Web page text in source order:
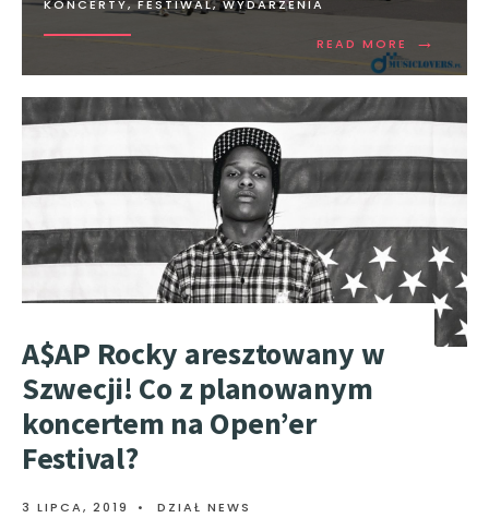
KONCERTY, FESTIWAL, WYDARZENIA
READ MORE →
A$AP Rocky aresztowany w
Szwecji! Co z planowanym
koncertem na Open’er
Festival?
3 LIPCA, 2019 • DZIAŁ NEWS